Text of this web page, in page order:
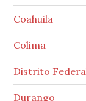
Coahuila
Colima
Distrito
Durango